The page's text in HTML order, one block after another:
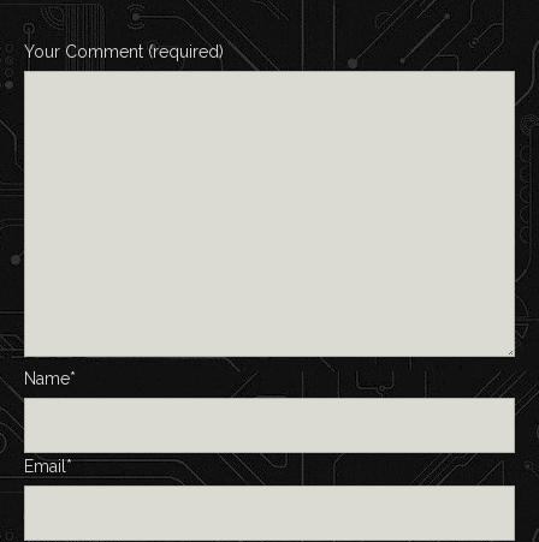
Your Comment (required)
Name*
Email*